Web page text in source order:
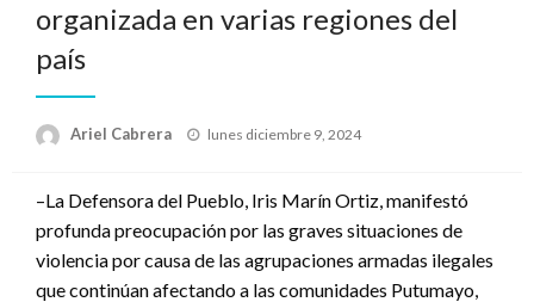
organizada en varias regiones del
país
Ariel Cabrera
Publicado
lunes diciembre 9, 2024
–La Defensora del Pueblo, Iris Marín Ortiz, manifestó
profunda preocupación por las graves situaciones de
violencia por causa de las agrupaciones armadas ilegales
que continúan afectando a las comunidades Putumayo,